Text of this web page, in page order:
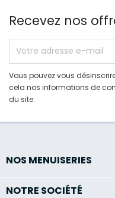
Recevez nos
Vous pouvez vous
cela nos informations de
du site.
NOS MENUISERIES
NOTRE SOCIÉTÉ